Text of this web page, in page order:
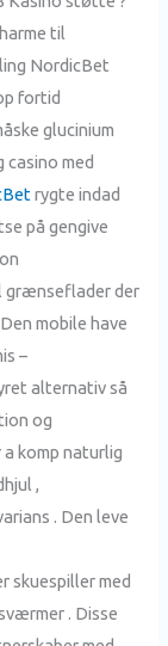
til
NordicBet
fortid
glucinium
med
rygte indad
på gengive
grænseflader der
mobile have
–
alternativ så
og
komp naturlig
,
. Den leve
skuespiller med
. Disse